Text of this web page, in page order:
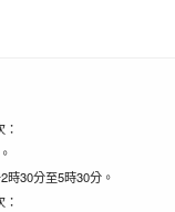
時30分至5時30分。